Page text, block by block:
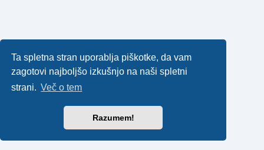
Ta spletna stran uporablja piškotke, da vam
zagotovi najboljšo izkušnjo na naši spletni
strani. Več o tem
Razumem!